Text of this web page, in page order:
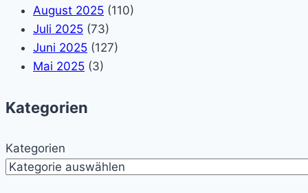
August 2025 (110)
Juli 2025 (73)
Juni 2025 (127)
Mai 2025 (3)
Kategorien
Kategorien